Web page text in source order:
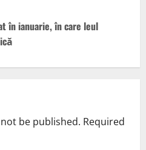
în ianuarie, în care leul
be published. Required